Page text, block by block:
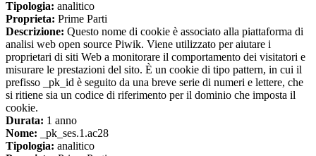
Tipologia: analitico
Proprieta: Prime Parti
Descrizione: Questo nome di cookie è associato alla piattaforma di
analisi web open source Piwik. Viene utilizzato per aiutare i
proprietari di siti Web a monitorare il comportamento dei visitatori e
misurare le prestazioni del sito. È un cookie di tipo pattern, in cui il
prefisso _pk_id è seguito da una breve serie di numeri e lettere, che
si ritiene sia un codice di riferimento per il dominio che imposta il
cookie.
Durata: 1 anno
Nome: _pk_ses.1.ac28
Tipologia: analitico